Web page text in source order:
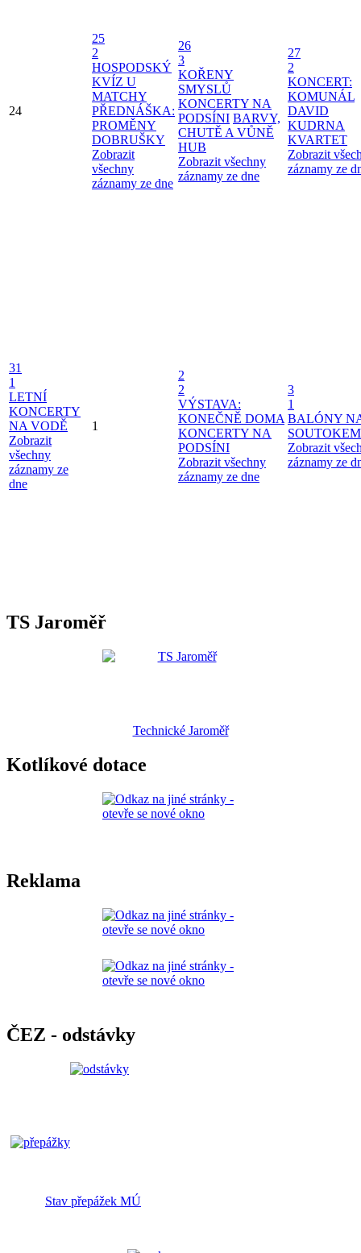
24
25
2
HOSPODSKÝ
KVÍZ U
MATCHY
PŘEDNÁŠKA:
PROMĚNY
DOBRUŠKY
Zobrazit
všechny
záznamy ze dne
26
3
KOŘENY
SMYSLŮ
KONCERTY NA
PODSÍNI BARVY,
CHUTĚ A VŮNĚ
HUB
Zobrazit všechny
záznamy ze dne
27
2
KONCERT:
KOMUNÁL
DAVID
KUDRNA
KVARTET
Zobrazit
záznamy ze
31
1
LETNÍ
KONCERTY
NA VODĚ
Zobrazit
všechny
záznamy ze
dne
1
2
2
VÝSTAVA:
KONEČNĚ DOMA
KONCERTY NA
PODSÍNI
Zobrazit všechny
záznamy ze dne
3
1
BALÓNY
SOUTOKEM
Zobrazit
záznamy ze
TS Jaroměř
Technické Jaroměř
Kotlíkové dotace
Reklama
ČEZ - odstávky
Stav přepážek MÚ